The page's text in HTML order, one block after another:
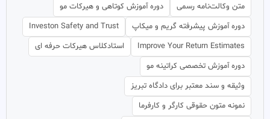
متن وکالت‌نامه رسمی
دوره آموزش کوتاهی و هیرکات مو
دوره آموزش پیشرفته گریم و میکاپ
Investon Safety and Trust
Improve Your Return Estimates
استادکلاس هیرکات حرفه ای
دوره آموزش تخصصی کراتینه مو
وثیقه و سند معتبر برای دادگاه تبریز
نمونه متون حقوقی کارگر و کارفرما